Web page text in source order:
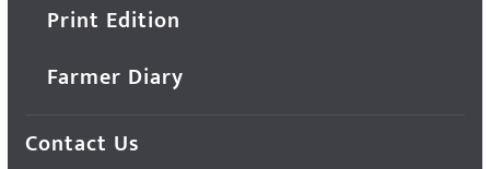
Print Edition
Farmer Diary
Contact Us